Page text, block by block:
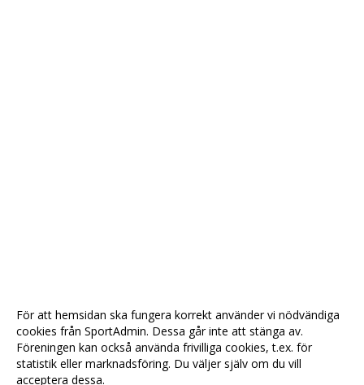
För att hemsidan ska fungera korrekt använder vi nödvändiga
cookies från SportAdmin. Dessa går inte att stänga av.
Föreningen kan också använda frivilliga cookies, t.ex. för
statistik eller marknadsföring. Du väljer själv om du vill
acceptera dessa.